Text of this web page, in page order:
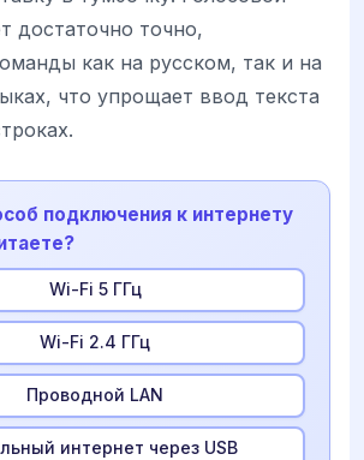
достаточно точно,
как на русском, так и на
что упрощает ввод текста
подключения к интернету
Wi-Fi 5 ГГц
Wi-Fi 2.4 ГГц
Проводной LAN
интернет через USB